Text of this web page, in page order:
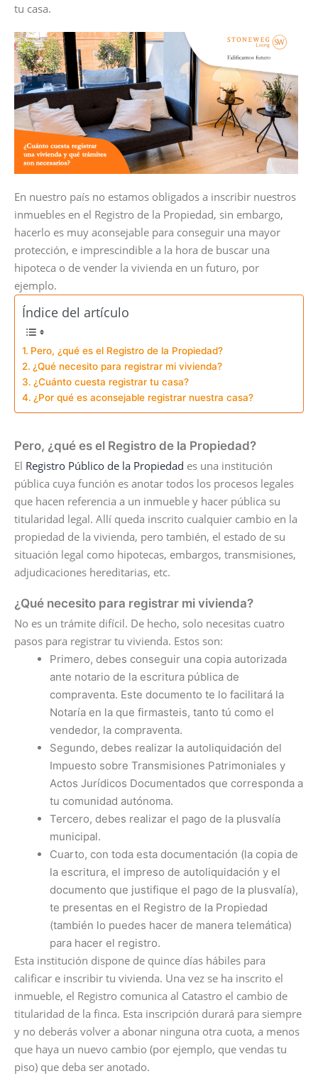
tu casa.
En nuestro país no estamos obligados a inscribir nuestros
inmuebles en el Registro de la Propiedad, sin embargo,
hacerlo es muy aconsejable para conseguir una mayor
protección, e imprescindible a la hora de buscar una
hipoteca o de vender la vivienda en un futuro, por
ejemplo.
Índice del artículo
Pero, ¿qué es el Registro de la Propiedad?
¿Qué necesito para registrar mi vivienda?
¿Cuánto cuesta registrar tu casa?
¿Por qué es aconsejable registrar nuestra casa?
Pero, ¿qué es el Registro de la Propiedad?
El Registro Público de la Propiedad es una institución
pública cuya función es anotar todos los procesos legales
que hacen referencia a un inmueble y hacer pública su
titularidad legal. Allí queda inscrito cualquier cambio en la
propiedad de la vivienda, pero también, el estado de su
situación legal como hipotecas, embargos, transmisiones,
adjudicaciones hereditarias, etc.
¿Qué necesito para registrar mi vivienda?
No es un trámite difícil. De hecho, solo necesitas cuatro
pasos para registrar tu vivienda. Estos son:
Primero, debes conseguir una copia autorizada
ante notario de la escritura pública de
compraventa. Este documento te lo facilitará la
Notaría en la que firmasteis, tanto tú como el
vendedor, la compraventa.
Segundo, debes realizar la autoliquidación del
Impuesto sobre Transmisiones Patrimoniales y
Actos Jurídicos Documentados que corresponda a
tu comunidad autónoma.
Tercero, debes realizar el pago de la plusvalía
municipal.
Cuarto, con toda esta documentación (la copia de
la escritura, el impreso de autoliquidación y el
documento que justifique el pago de la plusvalía),
te presentas en el Registro de la Propiedad
(también lo puedes hacer de manera telemática)
para hacer el registro.
Esta institución dispone de quince días hábiles para
calificar e inscribir tu vivienda. Una vez se ha inscrito el
inmueble, el Registro comunica al Catastro el cambio de
titularidad de la finca. Esta inscripción durará para siempre
y no deberás volver a abonar ninguna otra cuota, a menos
que haya un nuevo cambio (por ejemplo, que vendas tu
piso) que deba ser anotado.